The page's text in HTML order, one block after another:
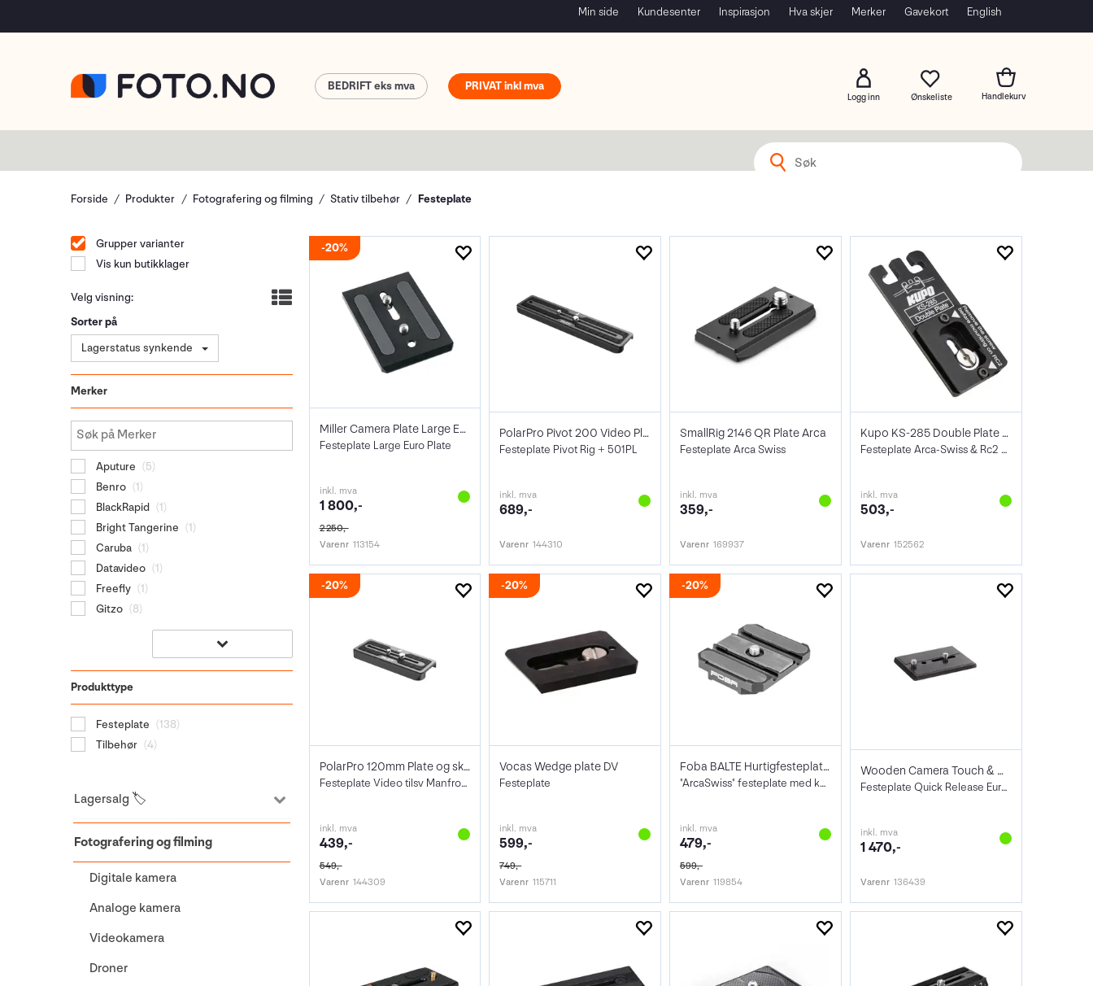
Min side Kundesenter Inspirasjon Hva skjer Merker Gavekort English
Logg inn
PRIVAT
BEDRIFT
Forside Produkter Fotografering og filming Stativ tilbehør Festeplate
Grupper varianter
Vis kun butikklager
Velg visning:
Sorter på
Lagerstatus synkende
Merker
Aputure (5)
Benro (1)
BlackRapid (1)
Bright Tangerine (1)
Caruba (1)
Datavideo (1)
Freefly (1)
Gitzo (8)
Produkttype
Festeplate (138)
Tilbehør (4)
Lagersalg 🏷️
Fotografering og filming
Digitale kamera
Analoge kamera
Videokamera
Droner
20%
Miller Camera Plate Large EURO QR-plate
Festeplate Large Euro Plate
inkl. mva
1 800,-
2 250,-
Varenr 113154
PolarPro Pivot 200 Video Plate
Festeplate Pivot Rig + 501PL
inkl. mva
689,-
Varenr 144310
SmallRig 2146 QR Plate Arca
Festeplate Arca Swiss
inkl. mva
359,-
Varenr 169937
Kupo KS-285 Double Plate Quick Release
Festeplate Arca-Swiss & Rc2 Kabelsikring
inkl. mva
503,-
Varenr 152562
20%
PolarPro 120mm Plate og skruer
Festeplate Video tilsv Manfrotto 501PL
inkl. mva
439,-
549,-
Varenr 144309
20%
Vocas Wedge plate DV
Festeplate
inkl. mva
599,-
749,-
Varenr 115711
20%
Foba BALTE Hurtigfesteplate 1/4"
"ArcaSwiss" festeplate med kabelspor
inkl. mva
479,-
599,-
Varenr 119854
Wooden Camera Touch & Go Plate Only
Festeplate Quick Release Euro Plate L
inkl. mva
1 470,-
Varenr 136439